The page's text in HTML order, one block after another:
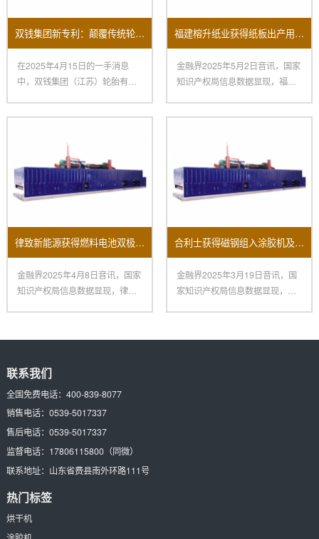
双钱集团新专利：颠覆传统轮胎生产的涂胶机
在2025年4月15日的一手消息
中，双钱集团（江苏）轮胎有限
福建榕升纸业获得纸板出产用涂胶机及其烘干设备专利
金融界2025年5月2日音讯，国家
知识产权局信息数据显现，福建
律致新能源获得燃料电池双极板主动涂胶机专利
金融界2025年4月8日音讯，国家
知识产权局信息数据显现，律致
合利士获得磁钢组入涂胶机及其操作方法专利
金融界2025年3月19日音讯，国
家知识产权局信息数据显现，深
联系我们
全国免费电话： 400-839-8077
销售电话： 0539-5017337
售后电话： 0539-5017337
监督电话： 17806115800（同微）
联系地址： 山东省费县南外环路111号
热门标签
烘干机